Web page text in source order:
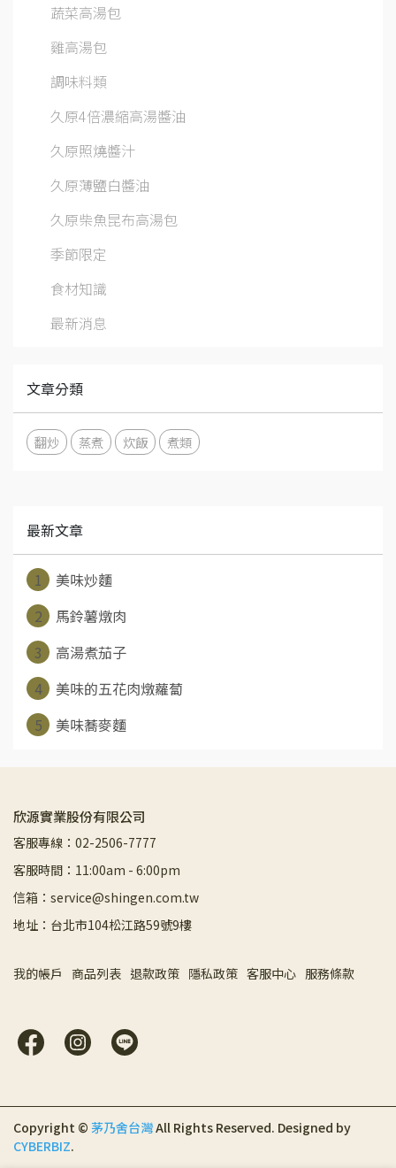
蔬菜高湯包
雞高湯包
調味料類
久原4倍濃縮高湯醬油
久原照燒醬汁
久原薄鹽白醬油
久原柴魚昆布高湯包
季節限定
食材知識
最新消息
文章分類
翻炒 蒸煮 炊飯 煮類
最新文章
1
美味炒麵
2
馬鈴薯燉肉
3
高湯煮茄子
4
美味的五花肉燉蘿蔔
5
美味蕎麥麵
欣源實業股份有限公司
客服專線：02-2506-7777
客服時間：11:00am - 6:00pm
信箱：service@shingen.com.tw
地址：台北市104松江路59號9樓
我的帳戶 商品列表 退款政策 隱私政策 客服中心 服務條款
Copyright © 茅乃舍台灣All Rights Reserved. Designed by
CYBERBIZ.